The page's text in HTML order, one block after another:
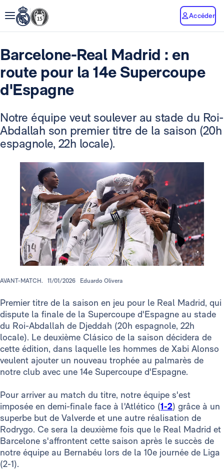
Accéder
Barcelone-Real Madrid : en
route pour la 14e Supercoupe
d'Espagne
Notre équipe veut soulever au stade du Roi-
Abdallah son premier titre de la saison (20h
espagnole, 22h locale).
AVANT-MATCH. 11/01/2026 Eduardo Olivera
Premier titre de la saison en jeu pour le Real Madrid, qui
dispute la finale de la Supercoupe d'Espagne au stade
du Roi-Abdallah de Djeddah (20h espagnole, 22h
locale). Le deuxième Clásico de la saison décidera de
cette édition, dans laquelle les hommes de Xabi Alonso
veulent ajouter un nouveau trophée au palmarès de
notre club avec une 14e Supercoupe d'Espagne.
Pour arriver au match du titre, notre équipe s'est
imposée en demi-finale face à l'Atlético (1-2) grâce à un
superbe but de Valverde et une autre réalisation de
Rodrygo. Ce sera la deuxième fois que le Real Madrid et
Barcelone s'affrontent cette saison après le succès de
notre équipe au Bernabéu lors de la 10e journée de Liga
(2-1).